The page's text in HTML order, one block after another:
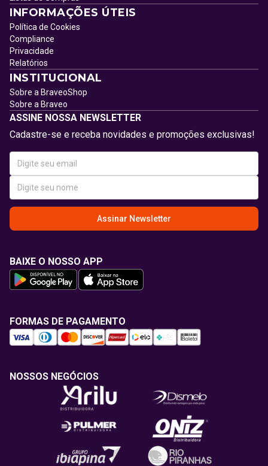
INFORMAÇÕES ÚTEIS
Política de Cookies
Compliance
Privacidade
Relatórios
INSTITUCIONAL
Sobre a BraveoShop
Sobre a Braveo
ASSINE NOSSA NEWSLETTER
Cadastre-se e receba novidades e promoções exclusivas!
Assinar Newsletter
BAIXE O NOSSO APP
FORMAS DE PAGAMENTO
NOSSOS NEGÓCIOS